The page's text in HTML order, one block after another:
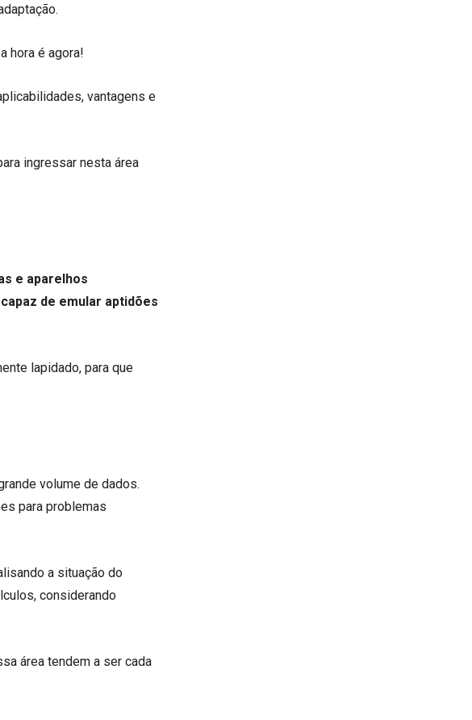
hora é agora!
vantagens e
ingressar nesta área
e aparelhos
de emular aptidões
lapidado, para que
volume de dados.
para problemas
a situação do
considerando
área tendem a ser cada